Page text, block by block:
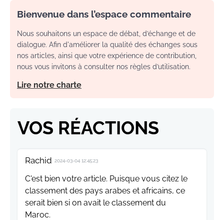
Bienvenue dans l’espace commentaire
Nous souhaitons un espace de débat, d’échange et de
dialogue. Afin d'améliorer la qualité des échanges sous
nos articles, ainsi que votre expérience de contribution,
nous vous invitons à consulter nos règles d’utilisation.
Lire notre charte
VOS RÉACTIONS
Rachid 2024-03-04 12:45:23
C'est bien votre article. Puisque vous citez le
classement des pays arabes et africains, ce
serait bien si on avait le classement du
Maroc.